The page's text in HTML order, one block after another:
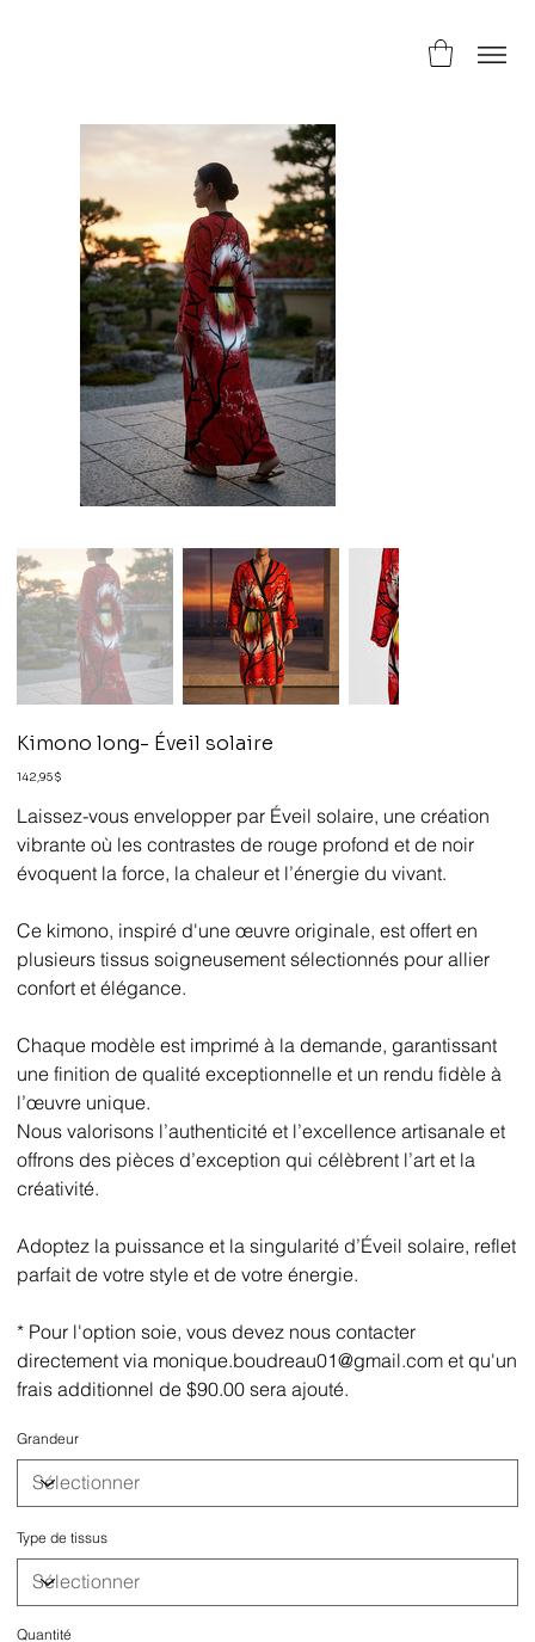
Kimono long- Éveil solaire
Prix
142,95 $
Laissez-vous envelopper par Éveil solaire, une création
vibrante où les contrastes de rouge profond et de noir
évoquent la force, la chaleur et l’énergie du vivant.
Ce kimono, inspiré d'une œuvre originale, est offert en
plusieurs tissus soigneusement sélectionnés pour allier
confort et élégance.
Chaque modèle est imprimé à la demande, garantissant
une finition de qualité exceptionnelle et un rendu fidèle à
l’œuvre unique.
Nous valorisons l’authenticité et l’excellence artisanale et
offrons des pièces d’exception qui célèbrent l’art et la
créativité.
Adoptez la puissance et la singularité d’Éveil solaire, reflet
parfait de votre style et de votre énergie.
* Pour l'option soie, vous devez nous contacter
directement via monique.boudreau01@gmail.com et qu'un
frais additionnel de $90.00 sera ajouté.
Grandeur
Type de tissus
Quantité